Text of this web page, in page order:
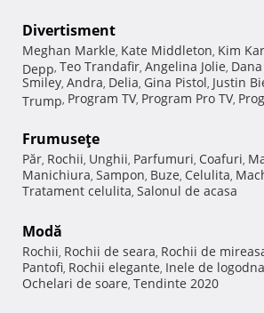
Divertisment
Meghan Markle, Kate Middleton, Kim
Depp, Teo Trandafir, Angelina Jolie,
Smiley, Andra, Delia, Gina Pistol, Justin
Trump, Program TV, Program Pro TV,
Frumuseţe
Păr, Rochii, Unghii, Parfumuri, Coafuri,
Manichiura, Sampon, Buze, Celulita,
Tratament celulita, Salonul de acasa
Modă
Rochii, Rochii de seara, Rochii de
Pantofi, Rochii elegante, Inele de logodna
Ochelari de soare, Tendinte 2020